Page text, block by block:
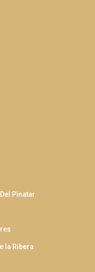
Pinatar
la Ribera